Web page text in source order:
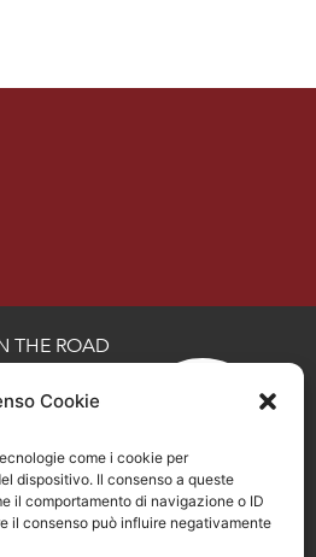
Cookie
come i cookie per
dispositivo. Il consenso a queste
il comportamento di navigazione o ID
il consenso può influire negativamente
THE ROAD
5470406
3, Bergamo
6014023